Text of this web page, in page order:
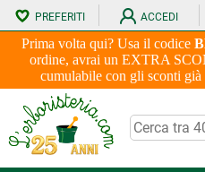
Prima volta qui? Usa il codice
ordine, avrai un EXTRA
cumulabile con gli sconti
PREFERITI ACCEDI